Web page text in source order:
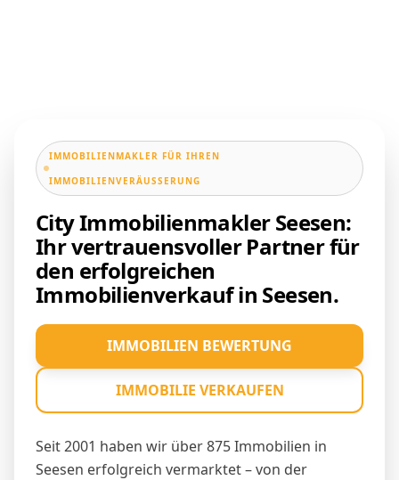
IMMOBILIENMAKLER FÜR IHREN
IMMOBILIENVERÄUSSERUNG
City Immobilienmakler Seesen:
Ihr vertrauensvoller Partner für
den erfolgreichen
Immobilienverkauf in Seesen.
Seit 2001 haben wir über 875 Immobilien in
Seesen erfolgreich vermarktet – von der
IMMOBILIEN BEWERTUNG
IMMOBILIE VERKAUFEN